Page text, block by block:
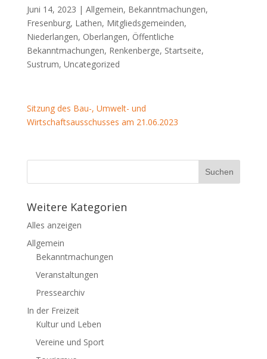
Juni 14, 2023 | Allgemein, Bekanntmachungen,
Fresenburg, Lathen, Mitgliedsgemeinden,
Niederlangen, Oberlangen, Öffentliche
Bekanntmachungen, Renkenberge, Startseite,
Sustrum, Uncategorized
Sitzung des Bau-, Umwelt- und
Wirtschaftsausschusses am 21.06.2023
Weitere Kategorien
Alles anzeigen
Allgemein
Bekanntmachungen
Veranstaltungen
Pressearchiv
In der Freizeit
Kultur und Leben
Vereine und Sport